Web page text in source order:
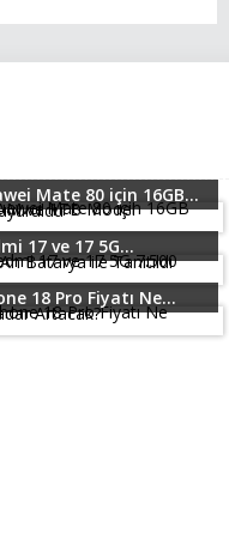
Mate 80 için 16GB...
17 ve 17 5G...
18 Pro Fiyatı Ne...